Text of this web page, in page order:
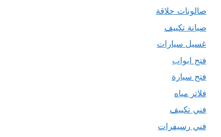
صالونات حلاقة
صيانة تكييف
غسيل سيارات
فتح ابواب
فتح سيارة
فلاتر مياه
فني تكييف
فني رسيفرات